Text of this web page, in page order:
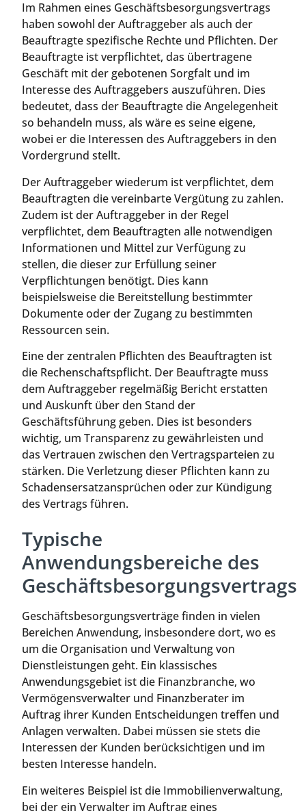
Im Rahmen eines Geschäftsbesorgungsvertrags
haben sowohl der Auftraggeber als auch der
Beauftragte spezifische Rechte und Pflichten. Der
Beauftragte ist verpflichtet, das übertragene
Geschäft mit der gebotenen Sorgfalt und im
Interesse des Auftraggebers auszuführen. Dies
bedeutet, dass der Beauftragte die Angelegenheit
so behandeln muss, als wäre es seine eigene,
wobei er die Interessen des Auftraggebers in den
Vordergrund stellt.
Der Auftraggeber wiederum ist verpflichtet, dem
Beauftragten die vereinbarte Vergütung zu zahlen.
Zudem ist der Auftraggeber in der Regel
verpflichtet, dem Beauftragten alle notwendigen
Informationen und Mittel zur Verfügung zu
stellen, die dieser zur Erfüllung seiner
Verpflichtungen benötigt. Dies kann
beispielsweise die Bereitstellung bestimmter
Dokumente oder der Zugang zu bestimmten
Ressourcen sein.
Eine der zentralen Pflichten des Beauftragten ist
die Rechenschaftspflicht. Der Beauftragte muss
dem Auftraggeber regelmäßig Bericht erstatten
und Auskunft über den Stand der
Geschäftsführung geben. Dies ist besonders
wichtig, um Transparenz zu gewährleisten und
das Vertrauen zwischen den Vertragsparteien zu
stärken. Die Verletzung dieser Pflichten kann zu
Schadensersatzansprüchen oder zur Kündigung
des Vertrags führen.
Typische
Anwendungsbereiche des
Geschäftsbesorgungsvertrags
Geschäftsbesorgungsverträge finden in vielen
Bereichen Anwendung, insbesondere dort, wo es
um die Organisation und Verwaltung von
Dienstleistungen geht. Ein klassisches
Anwendungsgebiet ist die Finanzbranche, wo
Vermögensverwalter und Finanzberater im
Auftrag ihrer Kunden Entscheidungen treffen und
Anlagen verwalten. Dabei müssen sie stets die
Interessen der Kunden berücksichtigen und im
besten Interesse handeln.
Ein weiteres Beispiel ist die Immobilienverwaltung,
bei der ein Verwalter im Auftrag eines